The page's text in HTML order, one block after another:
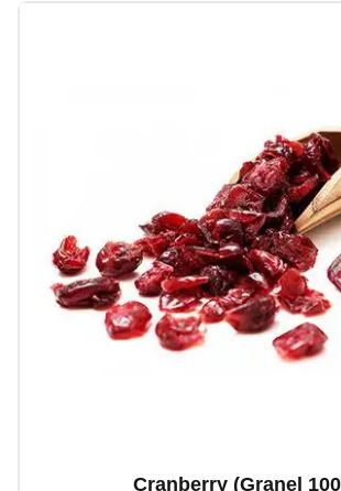
Cranberry (granel